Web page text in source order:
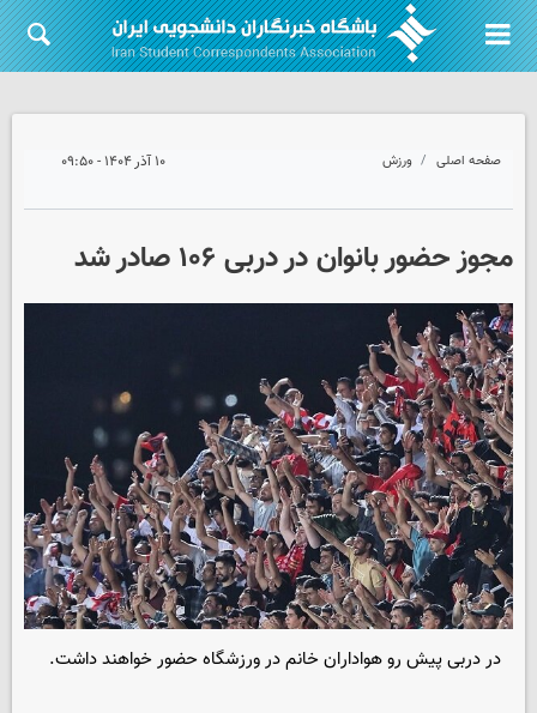
صفحه اصلی ورزش ۱۰ آذر ۱۴۰۴ - ۰۹:۵۰
مجوز حضور بانوان در دربی ۱۰۶ صادر شد
در دربی پیش رو هواداران خانم در ورزشگاه حضور خواهند داشت.